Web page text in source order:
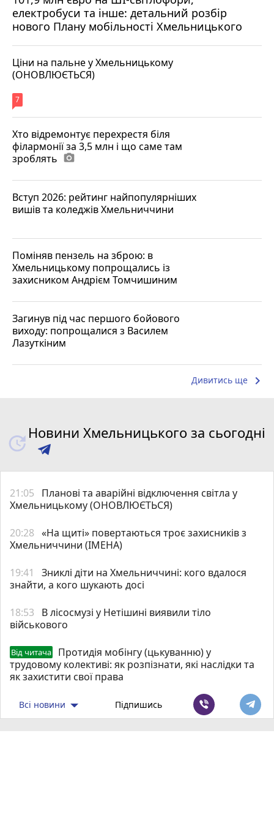
електробуси та інше: детальний розбір
нового Плану мобільності Хмельницького
Ціни на пальне у Хмельницькому
(ОНОВЛЮЄТЬСЯ)
7
Хто відремонтує перехрестя біля
філармонії за 3,5 млн і що саме там
зроблять photo_camera
Вступ 2026: рейтинг найпопулярніших
вишів та коледжів Хмельниччини
Поміняв пензель на зброю: в
Хмельницькому попрощались із
захисником Андрієм Томчишиним
Загинув під час першого бойового
виходу: попрощалися з Василем
Лазуткіним
Дивитись ще keyboard_arrow_right
Новини Хмельницького за сьогодні
21:05
Планові та аварійні відключення світла у
Хмельницькому (ОНОВЛЮЄТЬСЯ)
20:28 «На щиті» повертаються троє захисників з
Хмельниччини (ІМЕНА)
19:41
Зниклі діти на Хмельниччині: кого вдалося
знайти, а кого шукають досі
18:53
В лісосмузі у Нетішині виявили тіло
військового
Від читача
Протидія мобінгу (цькуванню) у
трудовому колективі: як розпізнати, які наслідки та
як захистити свої права
Всі новини Підпишись